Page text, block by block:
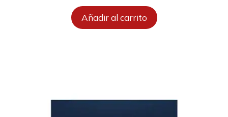
Añadir al carrito